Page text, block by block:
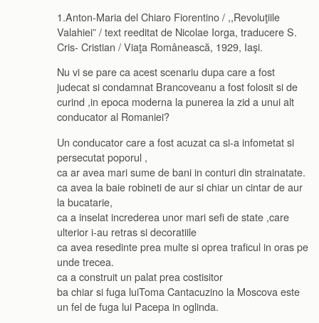
1.Anton-Maria del Chiaro Fiorentino / ,,Revoluţiile
Valahiei” / text reeditat de Nicolae Iorga, traducere S.
Cris- Cristian / Viaţa Românească, 1929, Iaşi.
Nu vi se pare ca acest scenariu dupa care a fost
judecat si condamnat Brancoveanu a fost folosit si de
curind ,in epoca moderna la punerea la zid a unui alt
conducator al Romaniei?
Un conducator care a fost acuzat ca si-a infometat si
persecutat poporul ,
ca ar avea mari sume de bani in conturi din strainatate.
ca avea la baie robineti de aur si chiar un cintar de aur
la bucatarie,
ca a inselat increderea unor mari sefi de state ,care
ulterior i-au retras si decoratiile
ca avea resedinte prea multe si oprea traficul in oras pe
unde trecea.
ca a construit un palat prea costisitor
ba chiar si fuga luiToma Cantacuzino la Moscova este
un fel de fuga lui Pacepa in oglinda.